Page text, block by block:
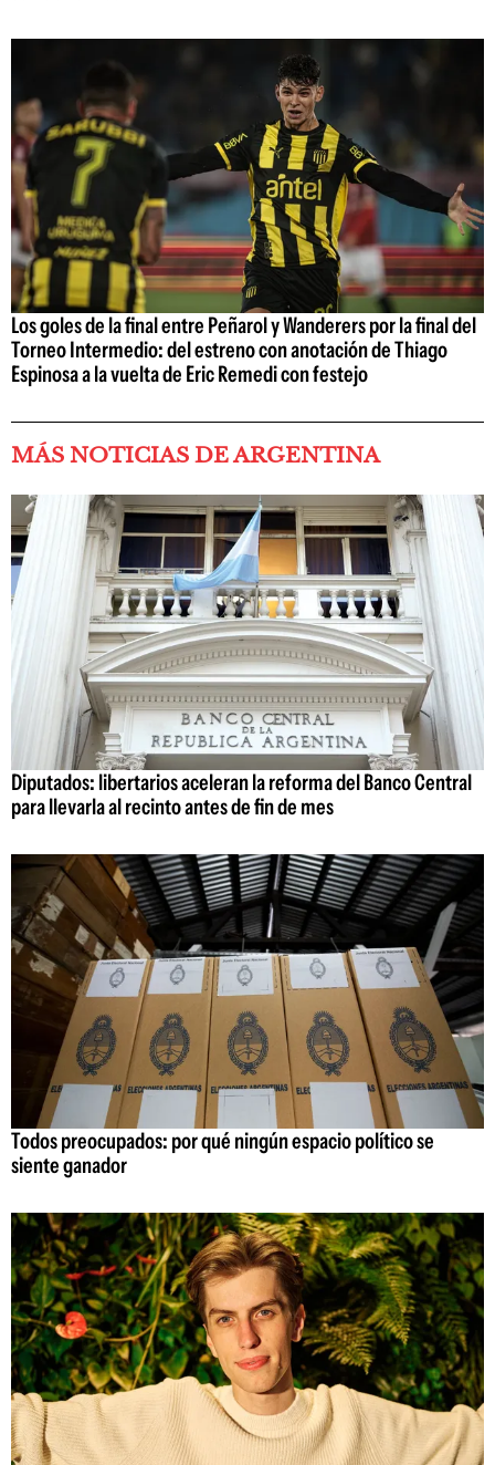
Los goles de la final entre Peñarol y Wanderers por la final del
Torneo Intermedio: del estreno con anotación de Thiago
Espinosa a la vuelta de Eric Remedi con festejo
MÁS NOTICIAS DE ARGENTINA
Diputados: libertarios aceleran la reforma del Banco Central
para llevarla al recinto antes de fin de mes
Todos preocupados: por qué ningún espacio político se
siente ganador